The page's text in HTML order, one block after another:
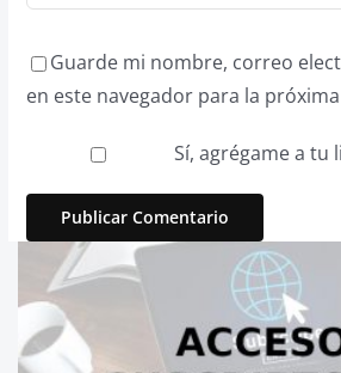
Guarde mi nombre, correo
en este navegador para la
Sí, agrégame a tu